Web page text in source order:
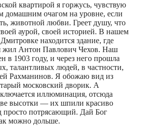
квартирой я горжусь, чувствую
домашним очагом на уровне, если
животной любви. Греет душу, что
аурой, своей историей. В нашем
находится здание, где
жил Антон Павлович Чехов. Наш
в 1903 году, и через него прошла
талантливых людей, в частности,
Рахманинов. Я обожаю вид из
московский дворик. А
иллюминация, отсюда
высотки — их шпили красиво
просто потрясающий. Дай Бог
можно дольше.